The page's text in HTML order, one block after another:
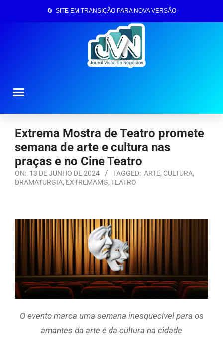
🔄 SITE EM TRANSIÇÃO PARA NOVA VERSÃO
Extrema Mostra de Teatro promete
semana de arte e cultura nas
praças e no Cine Teatro
ON: 13 DE JUNHO DE 2024 TAGGED: ARTE, CULTURA,
DRAMATURGIA, EXTREMAMG, TEATRO
O evento marca uma semana inesquecível para os
amantes da arte e da cultura na cidade